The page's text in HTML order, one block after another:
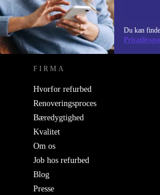
Du kan
REFURBED DANMARK -
FIRMA
Hvorfor refurbed
Renoveringsproces
Bæredygtighed
Kvalitet
Om os
Job hos refurbed
Blog
Presse